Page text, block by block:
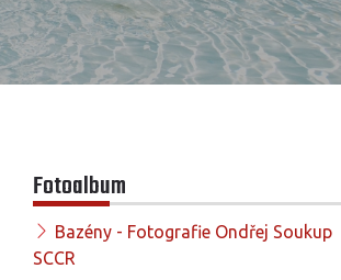
Fotoalbum
Bazény - Fotografie Ondřej Soukup
SCCR